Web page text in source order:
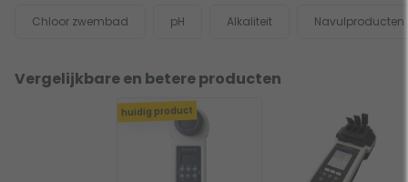
Chloor zwembad pH Alkaliteit Navulproducten
Vergelijkbare en betere producten
huidig product